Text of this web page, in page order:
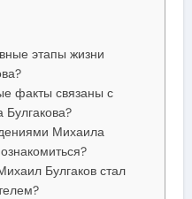
этапы жизни
факты связаны с
Михаила
Булгаков стал